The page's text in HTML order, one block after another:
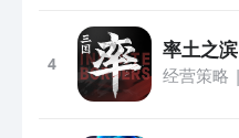
4
率土之滨
经营策略 |